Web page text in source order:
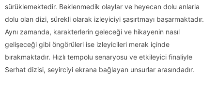
sürüklemektedir. Beklenmedik olaylar ve heyecan dolu anlarla
dolu olan dizi, sürekli olarak izleyiciyi şaşırtmayı başarmaktadır.
Aynı zamanda, karakterlerin geleceği ve hikayenin nasıl
gelişeceği gibi öngörüleri ise izleyicileri merak içinde
bırakmaktadır. Hızlı tempolu senaryosu ve etkileyici finaliyle
Serhat dizisi, seyirciyi ekrana bağlayan unsurlar arasındadır.